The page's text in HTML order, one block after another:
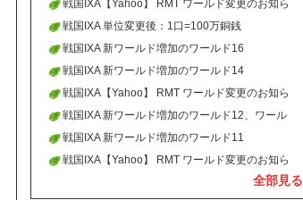
せ
戦国IXA【Yahoo】 RMT ワールド変更のお知ら
せ
戦国IXA 単位変更後：1口=100万銅銭
戦国IXA 新ワールド増加のワールド16
戦国IXA 新ワールド増加のワールド14
戦国IXA【Yahoo】 RMT ワールド変更のお知ら
せ
戦国IXA 新ワールド増加のワールド12、ワール
ド13
戦国IXA 新ワールド増加のワールド11
戦国IXA【Yahoo】 RMT ワールド変更のお知ら
全部見る